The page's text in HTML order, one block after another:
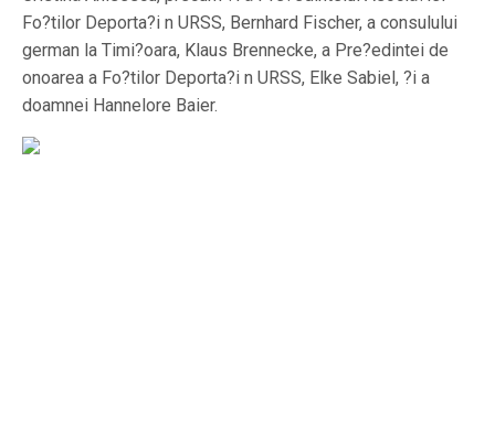
Fo?tilor Deporta?i n URSS, Bernhard Fischer, a consulului
german la Timi?oara, Klaus Brennecke, a Pre?edintei de
onoarea a Fo?tilor Deporta?i n URSS, Elke Sabiel, ?i a
doamnei Hannelore Baier.